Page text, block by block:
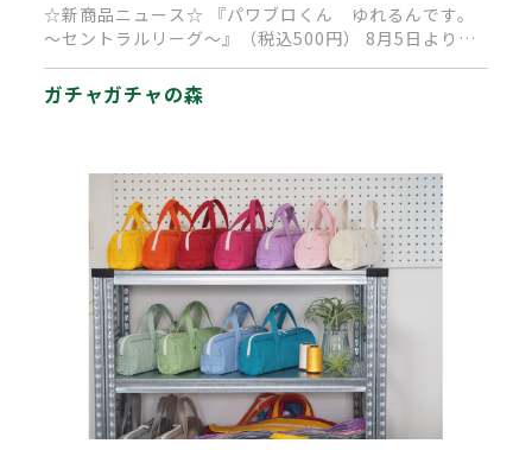
☆新商品ニュース☆ 『パワブロくん ゆれるんです。
～セントラルリーグ～』（税込500円） 8月5日より順
ガチャガチャの森